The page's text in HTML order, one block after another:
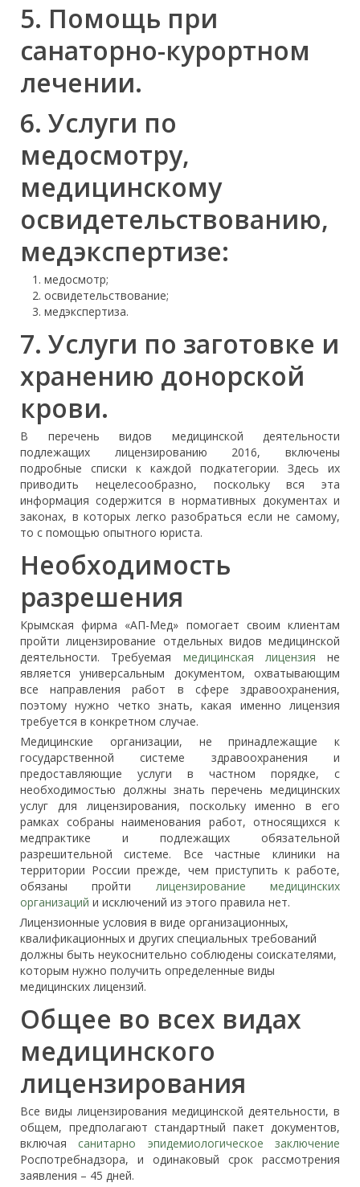
5. Помощь при
санаторно-курортном
лечении.
6. Услуги по
медосмотру,
медицинскому
освидетельствованию,
медэкспертизе:
медосмотр;
освидетельствование;
медэкспертиза.
7. Услуги по заготовке и
хранению донорской
крови.
В перечень видов медицинской деятельности
подлежащих лицензированию 2016, включены
подробные списки к каждой подкатегории. Здесь их
приводить нецелесообразно, поскольку вся эта
информация содержится в нормативных документах и
законах, в которых легко разобраться если не самому,
то с помощью опытного юриста.
Необходимость
разрешения
Крымская фирма «АП-Мед» помогает своим клиентам
пройти лицензирование отдельных видов медицинской
деятельности. Требуемая медицинская лицензия не
является универсальным документом, охватывающим
все направления работ в сфере здравоохранения,
поэтому нужно четко знать, какая именно лицензия
требуется в конкретном случае.
Медицинские организации, не принадлежащие к
государственной системе здравоохранения и
предоставляющие услуги в частном порядке, с
необходимостью должны знать перечень медицинских
услуг для лицензирования, поскольку именно в его
рамках собраны наименования работ, относящихся к
медпрактике и подлежащих обязательной
разрешительной системе. Все частные клиники на
территории России прежде, чем приступить к работе,
обязаны пройти лицензирование медицинских
организаций и исключений из этого правила нет.
Лицензионные условия в виде организационных,
квалификационных и других специальных требований
должны быть неукоснительно соблюдены соискателями,
которым нужно получить определенные виды
медицинских лицензий.
Общее во всех видах
медицинского
лицензирования
Все виды лицензирования медицинской деятельности, в
общем, предполагают стандартный пакет документов,
включая санитарно эпидемиологическое заключение
Роспотребнадзора, и одинаковый срок рассмотрения
заявления – 45 дней.